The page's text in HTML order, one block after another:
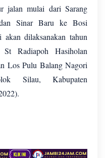
jalan mulai dari Sarang
Sinar Baru ke Bosi
dilaksanakan tahun
Radiapoh Hasiholan
Los Pulu Balang Nagori
Silau, Kabupaten